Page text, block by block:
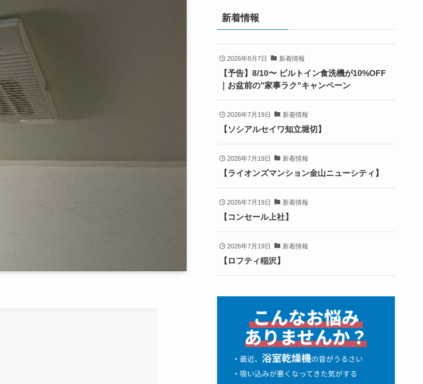
新着情報
2026年8月7日 新着情報
【予告】8/10〜 ビルトイン食洗機が10%OFF
｜お盆前の”家事ラク”キャンペーン
2026年7月19日 新着情報
【ソシアルセイワ知立堀切】
2026年7月19日 新着情報
【ライオンズマンション金山ニューシティ】
2026年7月19日 新着情報
【コンセール上社】
2026年7月19日 新着情報
【ロフティ稲沢】